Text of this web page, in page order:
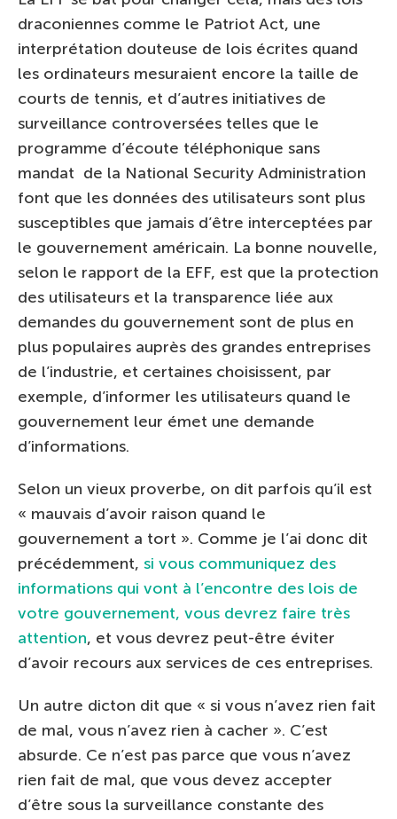
draconiennes comme le Patriot Act, une
interprétation douteuse de lois écrites quand
les ordinateurs mesuraient encore la taille de
courts de tennis, et d’autres initiatives de
surveillance controversées telles que le
programme d’écoute téléphonique sans
mandat de la National Security Administration
font que les données des utilisateurs sont plus
susceptibles que jamais d’être interceptées par
le gouvernement américain. La bonne nouvelle,
selon le rapport de la EFF, est que la protection
des utilisateurs et la transparence liée aux
demandes du gouvernement sont de plus en
plus populaires auprès des grandes entreprises
de l’industrie, et certaines choisissent, par
exemple, d’informer les utilisateurs quand le
gouvernement leur émet une demande
d’informations.
Selon un vieux proverbe, on dit parfois qu’il est
« mauvais d’avoir raison quand le
gouvernement a tort ». Comme je l’ai donc dit
précédemment, si vous communiquez des
informations qui vont à l’encontre des lois de
votre gouvernement, vous devrez faire très
attention, et vous devrez peut-être éviter
d’avoir recours aux services de ces entreprises.
Un autre dicton dit que « si vous n’avez rien fait
de mal, vous n’avez rien à cacher ». C’est
absurde. Ce n’est pas parce que vous n’avez
rien fait de mal, que vous devez accepter
d’être sous la surveillance constante des